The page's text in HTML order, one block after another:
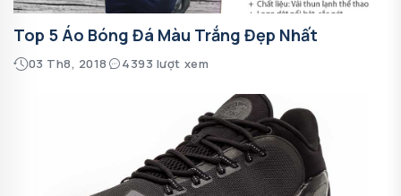
Top 5 Áo Bóng Đá Màu Trắng Đẹp Nhất
03 Th8, 2018 4393 lượt xem